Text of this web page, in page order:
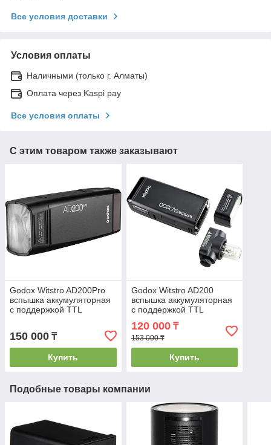
Все условия доставки
Условия оплаты
Наличными (только г. Алматы)
Оплата через Kaspi pay
Все условия оплаты
С этим товаром также заказывают
Godox Witstro AD200Pro
вспышка аккумуляторная
с поддержкой TTL
150 000 ₸
Купить
Godox Witstro AD200
вспышка аккумуляторная
с поддержкой TTL
120 000₸
153 000 ₸
Купить
Подобные товары компании